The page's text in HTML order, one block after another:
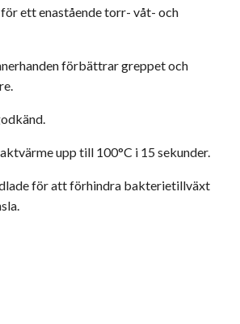
ett enastående torr- våt- och
förbättrar greppet och
upp till 100°C i 15 sekunder.
för att förhindra bakterietillväxt